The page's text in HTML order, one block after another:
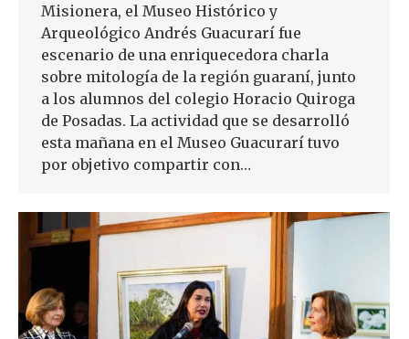
Misionera, el Museo Histórico y
Arqueológico Andrés Guacurarí fue
escenario de una enriquecedora charla
sobre mitología de la región guaraní, junto
a los alumnos del colegio Horacio Quiroga
de Posadas. La actividad que se desarrolló
esta mañana en el Museo Guacurarí tuvo
por objetivo compartir con…